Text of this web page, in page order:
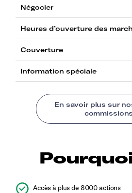
Accès à plus de 8000 actions